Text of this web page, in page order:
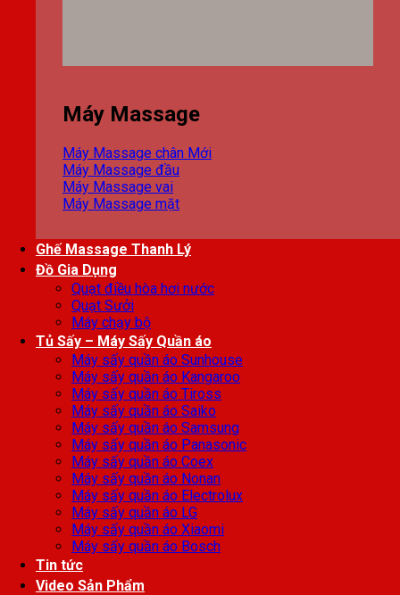
Máy Massage
Máy Massage chân
Máy Massage đầu
Máy Massage vai
Máy Massage mặt
Ghế Massage Thanh Lý
Đồ Gia Dụng
Quạt điều hòa hơi nước
Quạt Sưởi
Máy chạy bộ
Tủ Sấy – Máy Sấy Quần áo
Máy sấy quần áo Sunhouse
Máy sấy quần áo Kangaroo
Máy sấy quần áo Tiross
Máy sấy quần áo Saiko
Máy sấy quần áo Samsung
Máy sấy quần áo Panasonic
Máy sấy quần áo Coex
Máy sấy quần áo Nonan
Máy sấy quần áo Electrolux
Máy sấy quần áo LG
Máy sấy quần áo Xiaomi
Máy sấy quần áo Bosch
Tin tức
Video Sản Phẩm